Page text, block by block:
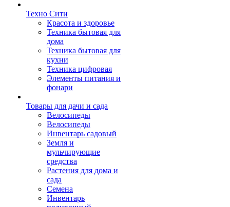
Техно Сити
Красота и здоровье
Техника бытовая для
дома
Техника бытовая для
кухни
Техника цифровая
Элементы питания и
фонари
Товары для дачи и сада
Велосипеды
Велосипеды
Инвентарь садовый
Земля и
мульчирующие
средства
Растения для дома и
сада
Семена
Инвентарь